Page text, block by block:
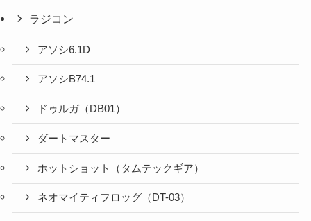
ラジコン
アソシ6.1D
アソシB74.1
ドゥルガ（DB01）
ダートマスター
ホットショット（タムテックギア）
ネオマイティフロッグ（DT-03）